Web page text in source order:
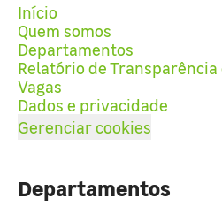
Início
Quem somos
Departamentos
Relatório de
Vagas
Dados e privacidade
Gerenciar cookies
Departamentos